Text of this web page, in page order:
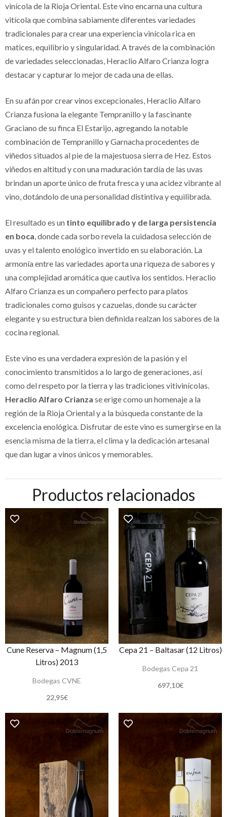
vinícola de la Rioja Oriental. Este vino encarna una cultura
vitícola que combina sabiamente diferentes variedades
tradicionales para crear una experiencia vinícola rica en
matices, equilibrio y singularidad. A través de la combinación
de variedades seleccionadas, Heraclio Alfaro Crianza logra
destacar y capturar lo mejor de cada una de ellas.
En su afán por crear vinos excepcionales, Heraclio Alfaro
Crianza fusiona la elegante Tempranillo y la fascinante
Graciano de su finca El Estarijo, agregando la notable
combinación de Tempranillo y Garnacha procedentes de
viñedos situados al pie de la majestuosa sierra de Hez. Estos
viñedos en altitud y con una maduración tardía de las uvas
brindan un aporte único de fruta fresca y una acidez vibrante al
vino, dotándolo de una personalidad distintiva y equilibrada.
El resultado es un tinto equilibrado y de larga persistencia
en boca, donde cada sorbo revela la cuidadosa selección de
uvas y el talento enológico invertido en su elaboración. La
armonía entre las variedades aporta una riqueza de sabores y
una complejidad aromática que cautiva los sentidos. Heraclio
Alfaro Crianza es un compañero perfecto para platos
tradicionales como guisos y cazuelas, donde su carácter
elegante y su estructura bien definida realzan los sabores de la
cocina regional.
Este vino es una verdadera expresión de la pasión y el
conocimiento transmitidos a lo largo de generaciones, así
como del respeto por la tierra y las tradiciones vitivinícolas.
Heraclio Alfaro Crianza se erige como un homenaje a la
región de la Rioja Oriental y a la búsqueda constante de la
excelencia enológica. Disfrutar de este vino es sumergirse en la
esencia misma de la tierra, el clima y la dedicación artesanal
que dan lugar a vinos únicos y memorables.
Productos relacionados
Cune Reserva – Magnum (1,5
Litros) 2013
Bodegas CVNE
22,95€
Cepa 21 – Baltasar (12 Litros)
Bodegas Cepa 21
697,10€